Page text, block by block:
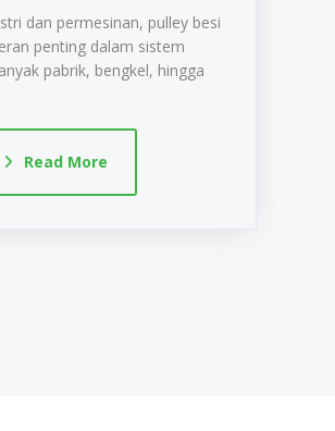
dan permesinan, pulley besi
penting dalam sistem
pabrik, bengkel, hingga
Read More